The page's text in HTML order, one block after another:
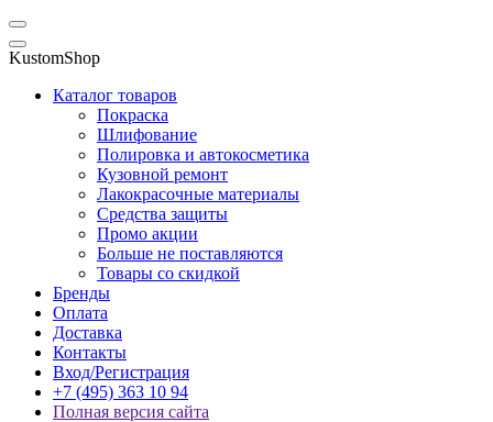
KustomShop
Каталог товаров
Покраска
Шлифование
Полировка и автокосметика
Кузовной ремонт
Лакокрасочные материалы
Средства защиты
Промо акции
Больше не поставляются
Товары со скидкой
Бренды
Оплата
Доставка
Контакты
Вход/Регистрация
+7 (495) 363 10 94
Полная версия сайта